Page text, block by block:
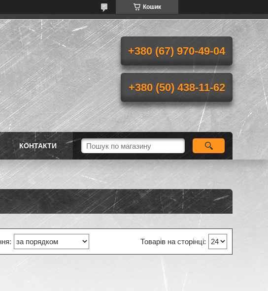
Кошик
+380 (67) 970-49-04
+380 (50) 438-11-62
КОНТАКТИ